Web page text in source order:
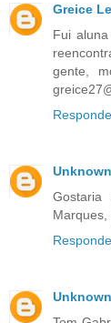
Greice
Fui
gente,
Unknown
Unknown